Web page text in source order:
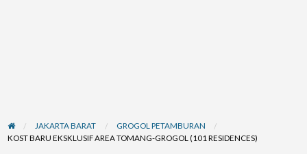
JAKARTA BARAT
GROGOL PETAMBURAN
KOST BARU EKSKLUSIF AREA TOMANG-GROGOL (101 RESIDENCES)